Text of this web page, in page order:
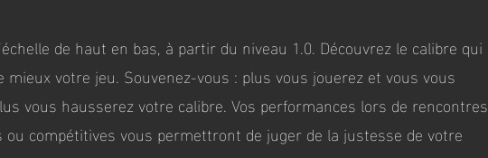
de haut en bas, à partir du niveau 1.0. Découvrez le calibre qui
mieux votre jeu. Souvenez-vous : plus vous jouerez et vous vous
vous hausserez votre calibre. Vos performances lors de rencontres
ou compétitives vous permettront de juger de la justesse de votre